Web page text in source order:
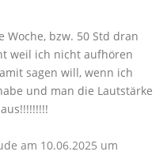
bzw. 50 Std dran
weil ich nicht aufhören
sagen will, wenn ich
und man die Lautstärke
am 10.06.2025 um